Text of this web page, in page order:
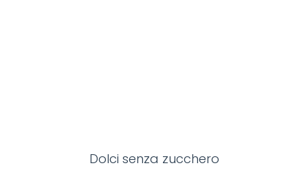
Dolci senza zucchero